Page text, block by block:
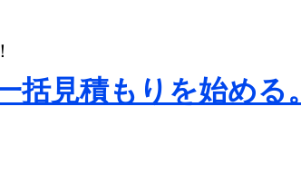
見積もりを始める。